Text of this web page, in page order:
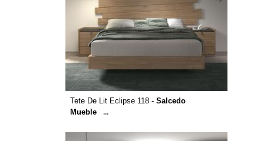
Tete De Lit Eclipse 118 - Salcedo
Mueble
...